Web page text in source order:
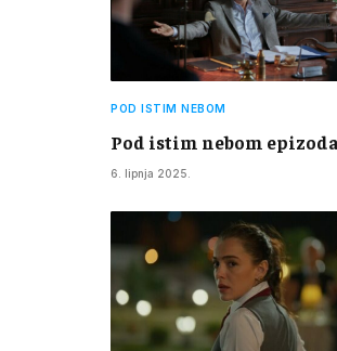
POD ISTIM NEBOM
Pod istim nebom epizoda
6. lipnja 2025.